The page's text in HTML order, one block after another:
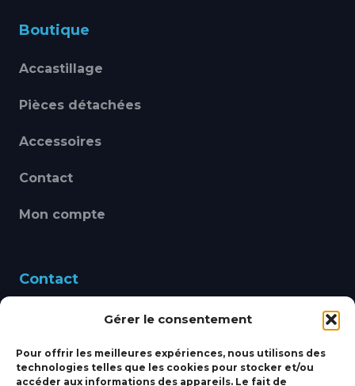
Gérer le consentement
Pour offrir les meilleures expériences, nous utilisons des
technologies telles que les cookies pour stocker et/ou
accéder aux informations des appareils. Le fait de
Boutique
Accastillage
Pièces détachées
Accessoires
Contact
Mon compte
Contact
460 Avenue Alain Le
bbsmarine@bbs-